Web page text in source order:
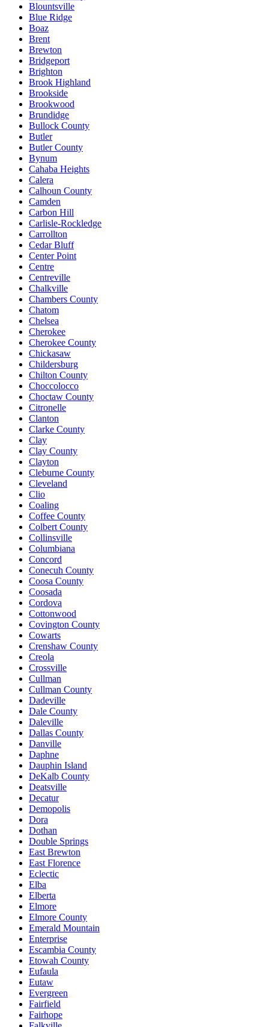
Blountsville
Blue Ridge
Boaz
Brent
Brewton
Bridgeport
Brighton
Brook Highland
Brookside
Brookwood
Brundidge
Bullock County
Butler
Butler County
Bynum
Cahaba Heights
Calera
Calhoun County
Camden
Carbon Hill
Carlisle-Rockledge
Carrollton
Cedar Bluff
Center Point
Centre
Centreville
Chalkville
Chambers County
Chatom
Chelsea
Cherokee
Cherokee County
Chickasaw
Childersburg
Chilton County
Choccolocco
Choctaw County
Citronelle
Clanton
Clarke County
Clay
Clay County
Clayton
Cleburne County
Cleveland
Clio
Coaling
Coffee County
Colbert County
Collinsville
Columbiana
Concord
Conecuh County
Coosa County
Coosada
Cordova
Cottonwood
Covington County
Cowarts
Crenshaw County
Creola
Crossville
Cullman
Cullman County
Dadeville
Dale County
Daleville
Dallas County
Danville
Daphne
Dauphin Island
DeKalb County
Deatsville
Decatur
Demopolis
Dora
Dothan
Double Springs
East Brewton
East Florence
Eclectic
Elba
Elberta
Elmore
Elmore County
Emerald Mountain
Enterprise
Escambia County
Etowah County
Eufaula
Eutaw
Evergreen
Fairfield
Fairhope